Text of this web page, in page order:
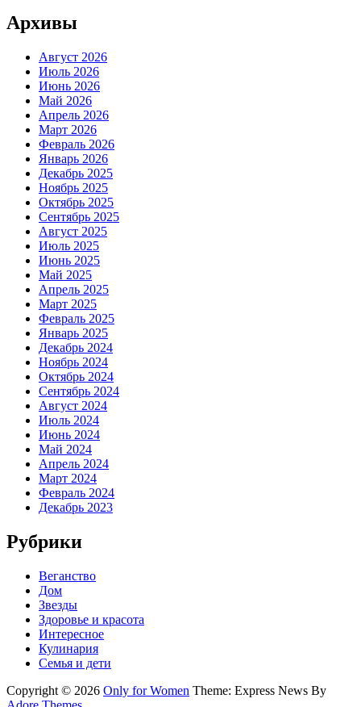
Архивы
Август 2026
Июль 2026
Июнь 2026
Май 2026
Апрель 2026
Март 2026
Февраль 2026
Январь 2026
Декабрь 2025
Ноябрь 2025
Октябрь 2025
Сентябрь 2025
Август 2025
Июль 2025
Июнь 2025
Май 2025
Апрель 2025
Март 2025
Февраль 2025
Январь 2025
Декабрь 2024
Ноябрь 2024
Октябрь 2024
Сентябрь 2024
Август 2024
Июль 2024
Июнь 2024
Май 2024
Апрель 2024
Март 2024
Февраль 2024
Декабрь 2023
Рубрики
Веганство
Дом
Звезды
Здоровье и красота
Интересное
Кулинария
Семья и дети
Copyright © 2026 Only for Women Theme: Express News By